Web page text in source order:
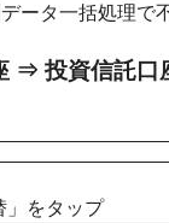
ータ一括処理で
⇒ 投資信託口
」をタップ